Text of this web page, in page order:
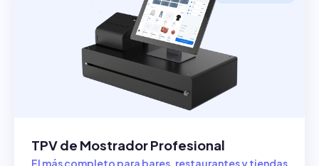
TPV de Mostrador Profesional
El más completo para bares, restaurantes y tiendas